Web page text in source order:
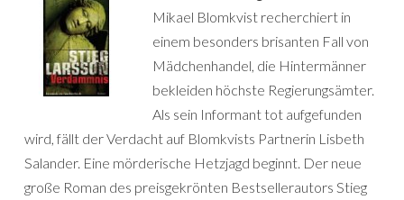
Mikael Blomkvist recherchiert in
einem besonders brisanten Fall von
Mädchenhandel, die Hintermänner
bekleiden höchste Regierungsämter.
Als sein Informant tot aufgefunden
wird, fällt der Verdacht auf Blomkvists Partnerin Lisbeth
Salander. Eine mörderische Hetzjagd beginnt. Der neue
große Roman des preisgekrönten Bestsellerautors Stieg